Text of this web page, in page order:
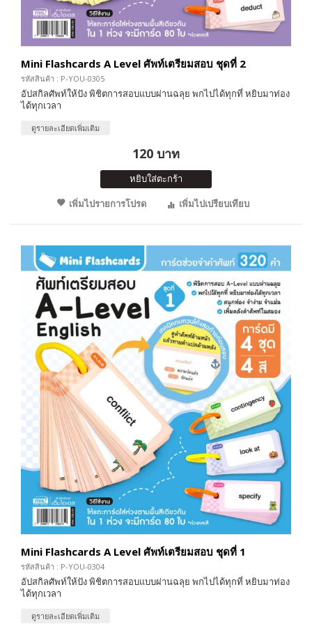
Mini Flashcards A Level ศัพท์เตรียมสอบ ชุดที่ 2
รหัสสินค้า : P-YOU-0305
อัปสกิลศัพท์ให้ปัง พิชิตการสอบแบบผ่านฉลุย พกไปได้ทุกที่ หยิบมาท่อง
ได้ทุกเวลา
ดูรายละเอียดเพิ่มเติม
120 บาท
หยิบใส่ตะกร้า
เพิ่มไปรายการโปรด
เพิ่มไปเปรียบเทียบ
Mini Flashcards A Level ศัพท์เตรียมสอบ ชุดที่ 1
รหัสสินค้า : P-YOU-0304
อัปสกิลศัพท์ให้ปัง พิชิตการสอบแบบผ่านฉลุย พกไปได้ทุกที่ หยิบมาท่อง
ได้ทุกเวลา
ดูรายละเอียดเพิ่มเติม